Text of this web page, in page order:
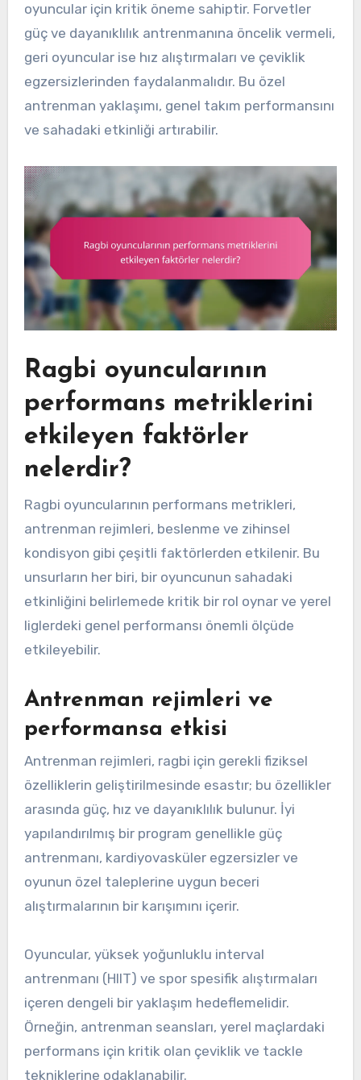
oyuncular için kritik öneme sahiptir. Forvetler
güç ve dayanıklılık antrenmanına öncelik vermeli,
geri oyuncular ise hız alıştırmaları ve çeviklik
egzersizlerinden faydalanmalıdır. Bu özel
antrenman yaklaşımı, genel takım performansını
ve sahadaki etkinliği artırabilir.
Ragbi oyuncularının
performans metriklerini
etkileyen faktörler
nelerdir?
Ragbi oyuncularının performans metrikleri,
antrenman rejimleri, beslenme ve zihinsel
kondisyon gibi çeşitli faktörlerden etkilenir. Bu
unsurların her biri, bir oyuncunun sahadaki
etkinliğini belirlemede kritik bir rol oynar ve yerel
liglerdeki genel performansı önemli ölçüde
etkileyebilir.
Antrenman rejimleri ve
performansa etkisi
Antrenman rejimleri, ragbi için gerekli fiziksel
özelliklerin geliştirilmesinde esastır; bu özellikler
arasında güç, hız ve dayanıklılık bulunur. İyi
yapılandırılmış bir program genellikle güç
antrenmanı, kardiyovasküler egzersizler ve
oyunun özel taleplerine uygun beceri
alıştırmalarının bir karışımını içerir.
Oyuncular, yüksek yoğunluklu interval
antrenmanı (HIIT) ve spor spesifik alıştırmaları
içeren dengeli bir yaklaşım hedeflemelidir.
Örneğin, antrenman seansları, yerel maçlardaki
performans için kritik olan çeviklik ve tackle
tekniklerine odaklanabilir.